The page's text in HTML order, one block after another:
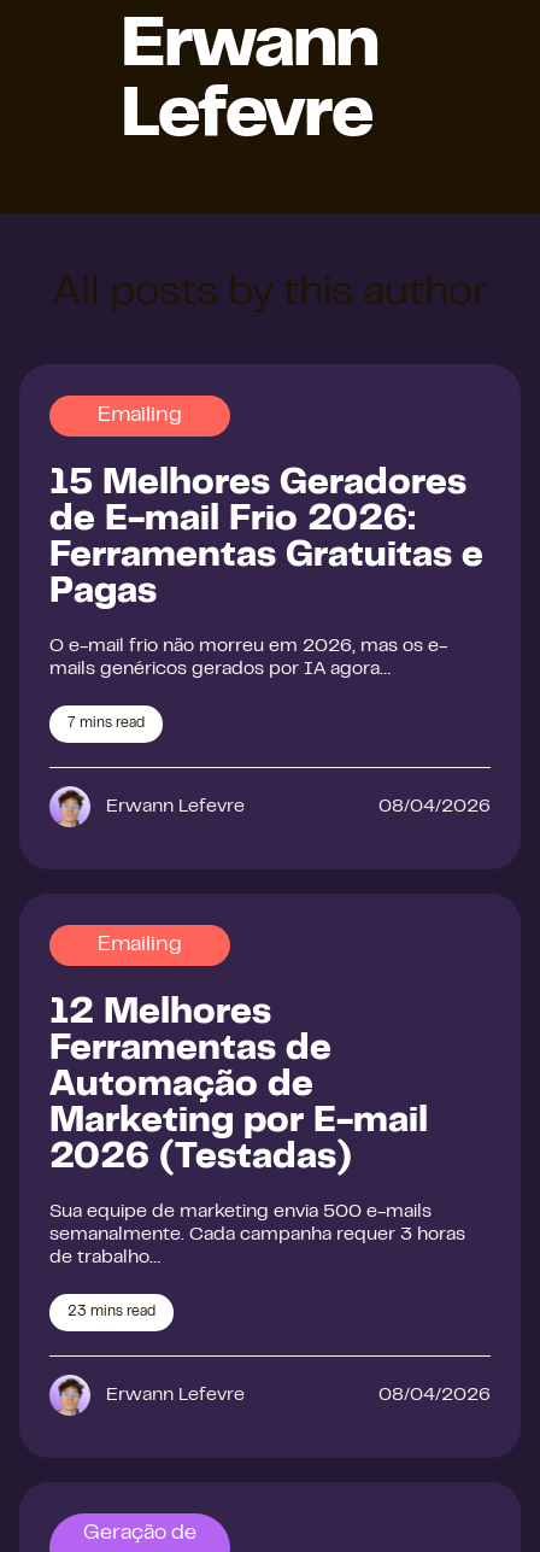
Erwann
Lefevre
All posts by this author
Emailing
15 Melhores Geradores
de E-mail Frio 2026:
Ferramentas Gratuitas e
Pagas
O e-mail frio não morreu em 2026, mas os e-
mails genéricos gerados por IA agora…
7 mins read
Erwann Lefevre 08/04/2026
Emailing
12 Melhores
Ferramentas de
Automação de
Marketing por E-mail
2026 (Testadas)
Sua equipe de marketing envia 500 e-mails
semanalmente. Cada campanha requer 3 horas
de trabalho…
23 mins read
Erwann Lefevre 08/04/2026
Geração de